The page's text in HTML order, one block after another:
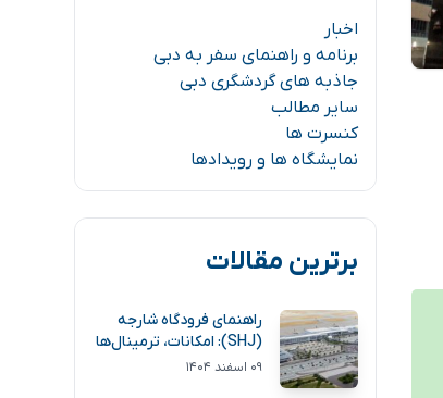
اخبار
برنامه و راهنمای سفر به دبی
جاذبه های گردشگری دبی
سایر مطالب
کنسرت ها
نمایشگاه ها و رویدادها
برترین مقالات
راهنمای فرودگاه شارجه
(SHJ): امکانات، ترمینال‌ها
و مسیر دسترسی
۰۹ اسفند ۱۴۰۴